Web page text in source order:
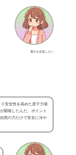
電力を見直したい
安全性を高めた原子力発
開発したんだ。ポイント
然の力だけで安全に冷や